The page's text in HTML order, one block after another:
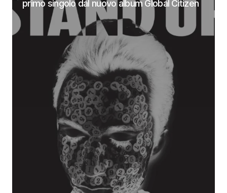
primo singolo dal nuovo album Global Citizen